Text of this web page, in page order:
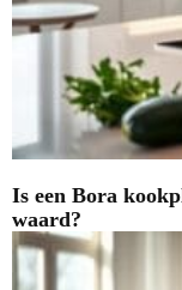
Is een Bora
waard?